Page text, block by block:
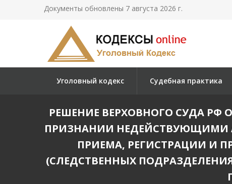
Документы обновлены 7 августа 2026 г.
Уголовный кодекс Судебная практика
РЕШЕНИЕ ВЕРХОВНОГО СУДА РФ
ПРИЗНАНИИ НЕДЕЙСТВУЮЩИМИ
ПРИЕМА, РЕГИСТРАЦИИ И
(СЛЕДСТВЕННЫХ